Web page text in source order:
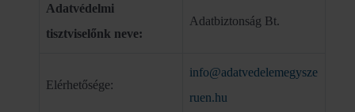
Adatvédelmi
tisztviselőnk neve:
Adatbiztonság Bt.
Elérhetősége:
info@adatvedelemegysze
ruen.hu